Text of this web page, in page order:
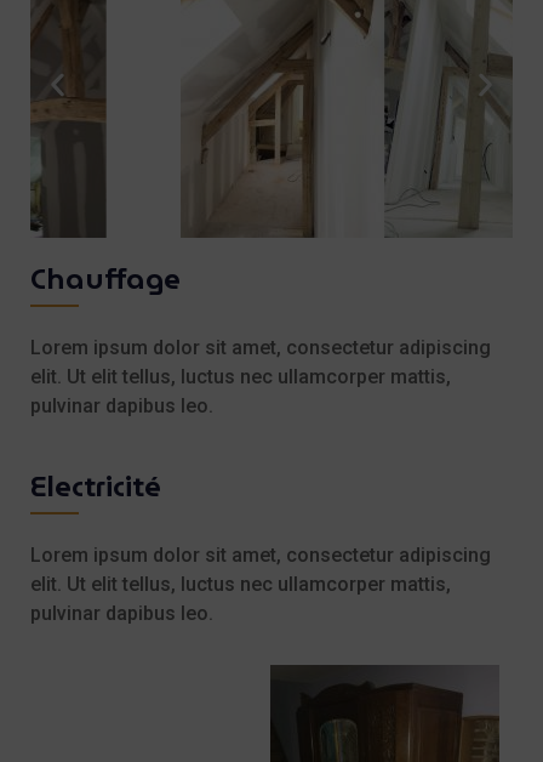
Chauffage
Lorem ipsum dolor sit amet, consectetur adipiscing
elit. Ut elit tellus, luctus nec ullamcorper mattis,
pulvinar dapibus leo.
Electricité
Lorem ipsum dolor sit amet, consectetur adipiscing
elit. Ut elit tellus, luctus nec ullamcorper mattis,
pulvinar dapibus leo.